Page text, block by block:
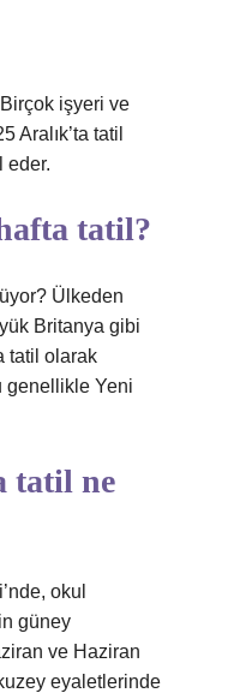
işyeri ve
Aralık’ta tatil
eder.
tatil?
Ülkeden
Britanya gibi
tatil olarak
genellikle Yeni
tatil ne
okul
güney
ve Haziran
eyaletlerinde